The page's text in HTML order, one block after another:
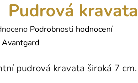
Pudrová kravata
Podrobnosti hodnocení
Avantgard
pudrová kravata široká 7 cm.